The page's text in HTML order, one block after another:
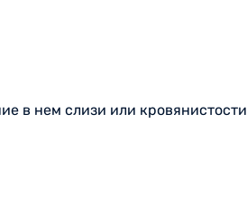
в нем слизи или кровянистости